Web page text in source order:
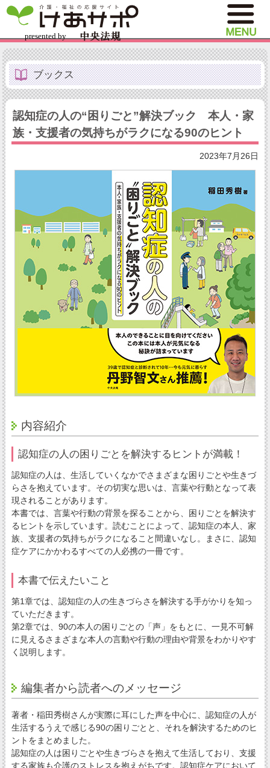
ブックス
認知症の人の“困りごと”解決ブック 本人・家
族・支援者の気持ちがラクになる90のヒント
2023年7月26日
内容紹介
認知症の人の困りごとを解決するヒントが満載！
認知症の人は、生活していくなかでさまざまな困りごとや生きづ
らさを抱えています。その切実な思いは、言葉や行動となって表
現されることがあります。
本書では、言葉や行動の背景を探ることから、困りごとを解決す
るヒントを示しています。読むことによって、認知症の本人、家
族、支援者の気持ちがラクになること間違いなし。まさに、認知
症ケアにかかわるすべての人必携の一冊です。
本書で伝えたいこと
第1章では、認知症の人の生きづらさを解決する手がかりを知っ
ていただきます。
第2章では、90の本人の困りごとの「声」をもとに、一見不可解
に見えるさまざまな本人の言動や行動の理由や背景をわかりやす
く説明します。
編集者から読者へのメッセージ
著者・稲田秀樹さんが実際に耳にした声を中心に、認知症の人が
生活するうえで感じる90の困りごとと、それを解決するためのヒ
ントをまとめました。
認知症の人は困りごとや生きづらさを抱えて生活しており、支援
する家族も介護のストレスを抱えがちです。認知症ケアにおいて